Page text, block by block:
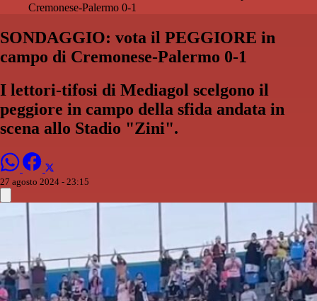
Cremonese-Palermo 0-1
SONDAGGIO: vota il PEGGIORE in
campo di Cremonese-Palermo 0-1
I lettori-tifosi di Mediagol scelgono il
peggiore in campo della sfida andata in
scena allo Stadio "Zini".
27 agosto 2024 - 23:15